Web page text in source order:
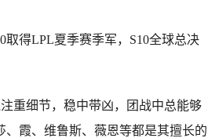
取得LPL夏季赛季军，S10全球总决
重细节，稳中带凶，团战中总能够
霞、维鲁斯、薇恩等都是其擅长的